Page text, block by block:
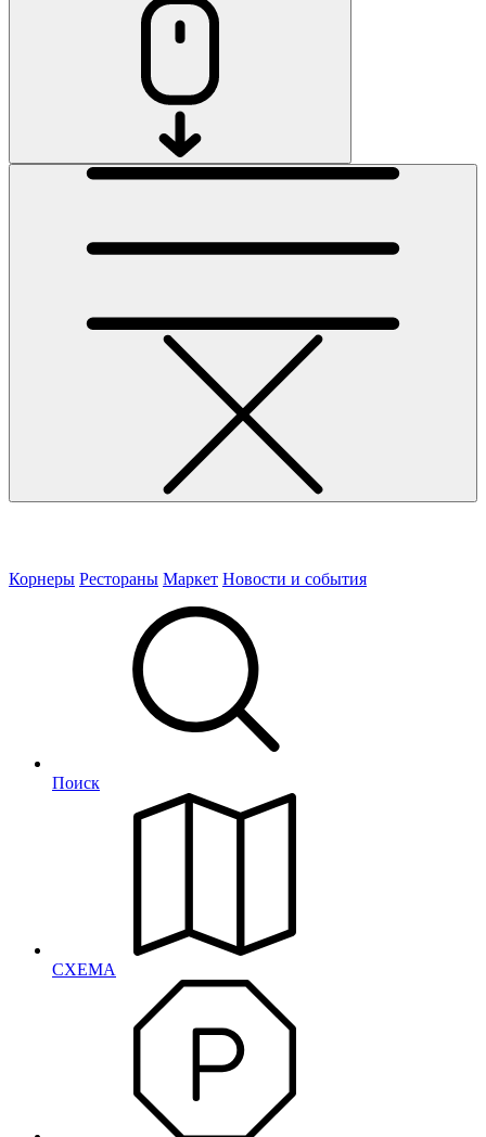
Корнеры Рестораны Маркет Новости и события
Поиск
СХЕМА